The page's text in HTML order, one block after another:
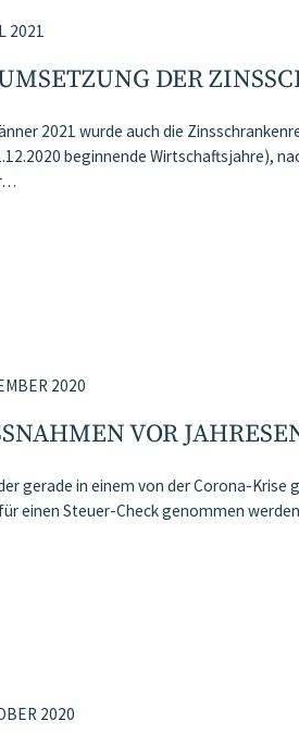
2021
DER
2021 wurde auch die
beginnende Wirtschaftsjahre),
2020
VOR
gerade in einem von der Corona-
einen Steuer-Check genommen
2020